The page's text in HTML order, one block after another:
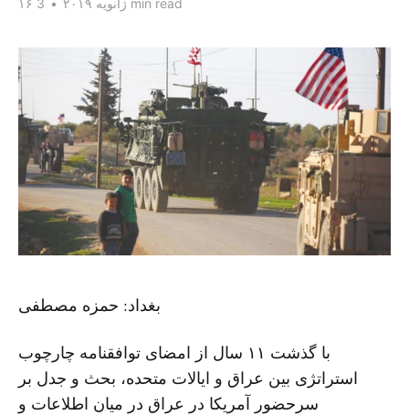
۱۶ ژانویه ۲۰۱۹ • 3 min read
بغداد: حمزه مصطفی
با گذشت ۱۱ سال از امضای توافقنامه چارچوب
استراتژی بین عراق و ایالات متحده، بحث و جدل بر
سرحضور آمریکا در عراق در میان اطلاعات و